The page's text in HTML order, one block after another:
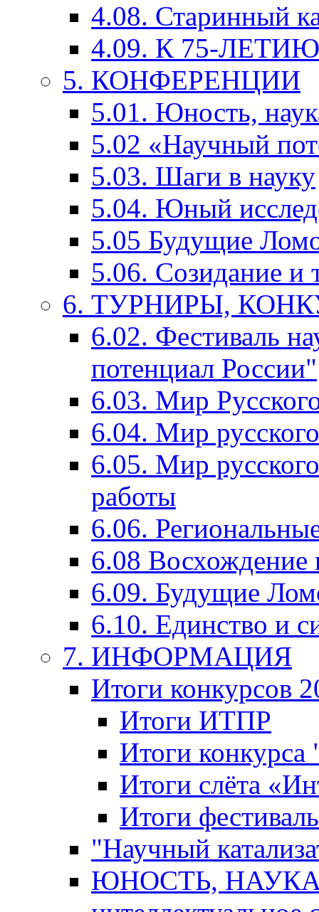
4.08. Старинный
4.09. К 75-
5. КОНФЕРЕНЦИИ
5.01. Юность,
5.02 «Научный
5.03. Шаги в науку
5.04. Юный
5.05 Будущие
5.06. Созидание и
6. ТУРНИРЫ,
6.02. Фестиваль
потенциал России"
6.03. Мир
6.04. Мир
6.05. Мир
работы
6.06.
6.08 Восхождение
6.09. Будущие
6.10. Единство и
7. ИНФОРМАЦИЯ
Итоги конкурсов
Итоги ИТПР
Итоги
Итоги слёта
Итоги
"Научный
ЮНОСТЬ,